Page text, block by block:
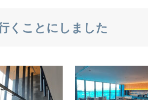
くことにしました